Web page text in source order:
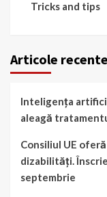
Tricks and tips
Articole recente
Inteligența
aleagă
Consiliul UE
dizabilități.
septembrie